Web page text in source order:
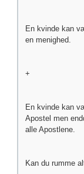
En kvinde kan
en menighed.
+
En kvinde kan
Apostel men
alle Apostlene.
Kan du rumme